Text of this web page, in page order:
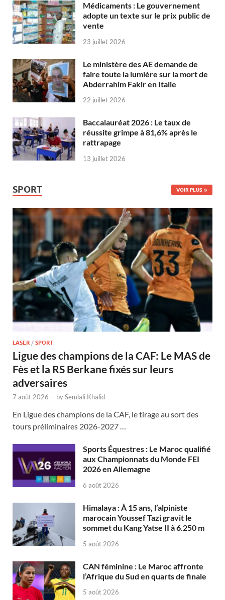
Médicaments : Le gouvernement
adopte un texte sur le prix public de
vente
23 juillet 2026
Le ministère des AE demande de
faire toute la lumière sur la mort de
Abderrahim Fakir en Italie
22 juillet 2026
Baccalauréat 2026 : Le taux de
réussite grimpe à 81,6% après le
rattrapage
13 juillet 2026
SPORT VOIR PLUS
LASER / SPORT
Ligue des champions de la CAF: Le MAS de
Fès et la RS Berkane fixés sur leurs
adversaires
7 août 2026 - bySemlali Khalid
En Ligue des champions de la CAF, le tirage au sort des
tours préliminaires 2026-2027 …
Sports Équestres : Le Maroc qualifié
aux Championnats du Monde FEI
2026 en Allemagne
6 août 2026
Himalaya : À 15 ans, l’alpiniste
marocain Youssef Tazi gravit le
sommet du Kang Yatse II à 6.250 m
5 août 2026
CAN féminine : Le Maroc affronte
l’Afrique du Sud en quarts de finale
5 août 2026